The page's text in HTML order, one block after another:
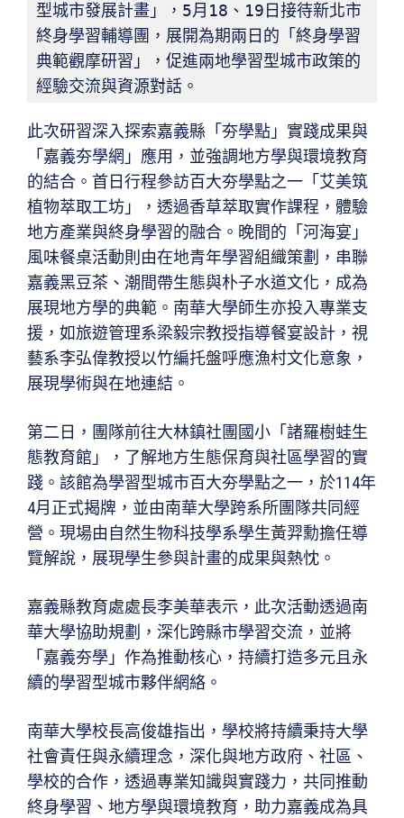
型城市發展計畫」，5月18、19日接待新北市
終身學習輔導團，展開為期兩日的「終身學習
典範觀摩研習」，促進兩地學習型城市政策的
經驗交流與資源對話。
此次研習深入探索嘉義縣「夯學點」實踐成果與
「嘉義夯學網」應用，並強調地方學與環境教育
的結合。首日行程參訪百大夯學點之一「艾美筑
植物萃取工坊」，透過香草萃取實作課程，體驗
地方產業與終身學習的融合。晚間的「河海宴」
風味餐桌活動則由在地青年學習組織策劃，串聯
嘉義黑豆茶、潮間帶生態與朴子水道文化，成為
展現地方學的典範。南華大學師生亦投入專業支
援，如旅遊管理系梁毅宗教授指導餐宴設計，視
藝系李弘偉教授以竹編托盤呼應漁村文化意象，
展現學術與在地連結。
第二日，團隊前往大林鎮社團國小「諸羅樹蛙生
態教育館」，了解地方生態保育與社區學習的實
踐。該館為學習型城市百大夯學點之一，於114年
4月正式揭牌，並由南華大學跨系所團隊共同經
營。現場由自然生物科技學系學生黃羿勳擔任導
覽解說，展現學生參與計畫的成果與熱忱。
嘉義縣教育處處長李美華表示，此次活動透過南
華大學協助規劃，深化跨縣市學習交流，並將
「嘉義夯學」作為推動核心，持續打造多元且永
續的學習型城市夥伴網絡。
南華大學校長高俊雄指出，學校將持續秉持大學
社會責任與永續理念，深化與地方政府、社區、
學校的合作，透過專業知識與實踐力，共同推動
終身學習、地方學與環境教育，助力嘉義成為具